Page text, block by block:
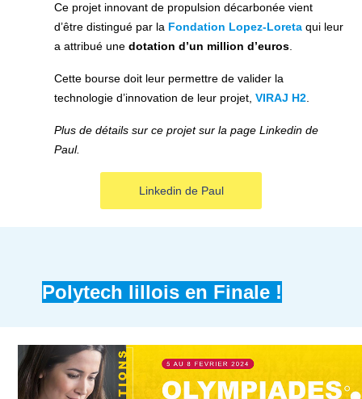
Ce projet innovant de propulsion décarbonée vient
d’être distingué par la Fondation Lopez-Loreta qui leur
a attribué une dotation d’un million d’euros.
Cette bourse doit leur permettre de valider la
technologie d’innovation de leur projet, VIRAJ H2.
Plus de détails sur ce projet sur la page Linkedin de
Paul.
Linkedin de Paul
Polytech lillois en Finale !